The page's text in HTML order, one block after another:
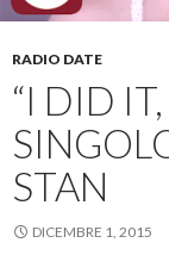
RADIO DATE
“I DID
STAN
DICEMBRE 1, 2015